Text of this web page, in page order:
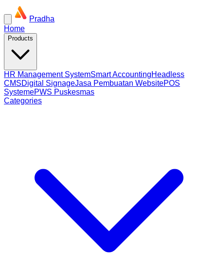
Pradha
Home
Products
HR Management SystemSmart AccountingHeadless
CMSDigital SignageJasa Pembuatan WebsitePOS
SystemePWS Puskesmas
Categories